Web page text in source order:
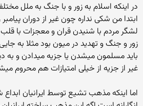
در اینکه اسلام به زور و با جنگ به ملل
ابتدا من شکی نداره چون غیر از دوران
لشگر مردم با شنیدن قران و معجزات با قلب
زور و جنگ و تهدید در میون بود مثلا به
باید مسلمون میشدن یا جزیه میدادن و
غیر از جزیه از خیلی امتیازات هم محروم
اما اینکه مذهب تشیع توسط ایرانیان